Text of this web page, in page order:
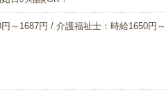
～1687円 / 介護福祉士：時給1650円